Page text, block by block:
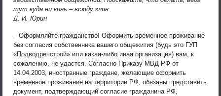
тут куда ни кинь – всюду клин.
Д. И. Юрин
– Оформляйте гражданство! Оформить временное проживание
без согласия собственника вашего общежития (будь это ГУП
«Подводречстрой» или какая-либо иная организация) вам, к
сожалению, не удастся. Согласно Приказу МВД РФ от
14.04.2003, иностранные граждане, желающие оформить
временное проживание на территории РФ, обязаны представить
документ, подтверждающий согласие гражданина РФ,